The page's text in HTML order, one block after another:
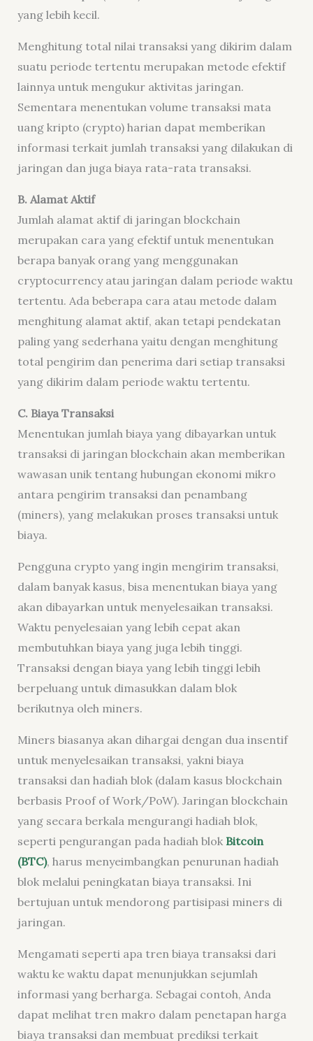
yang lebih kecil.
Menghitung total nilai transaksi yang dikirim dalam
suatu periode tertentu merupakan metode efektif
lainnya untuk mengukur aktivitas jaringan.
Sementara menentukan volume transaksi mata
uang kripto (crypto) harian dapat memberikan
informasi terkait jumlah transaksi yang dilakukan di
jaringan dan juga biaya rata-rata transaksi.
B. Alamat Aktif
Jumlah alamat aktif di jaringan blockchain
merupakan cara yang efektif untuk menentukan
berapa banyak orang yang menggunakan
cryptocurrency atau jaringan dalam periode waktu
tertentu. Ada beberapa cara atau metode dalam
menghitung alamat aktif, akan tetapi pendekatan
paling yang sederhana yaitu dengan menghitung
total pengirim dan penerima dari setiap transaksi
yang dikirim dalam periode waktu tertentu.
C. Biaya Transaksi
Menentukan jumlah biaya yang dibayarkan untuk
transaksi di jaringan blockchain akan memberikan
wawasan unik tentang hubungan ekonomi mikro
antara pengirim transaksi dan penambang
(miners), yang melakukan proses transaksi untuk
biaya.
Pengguna crypto yang ingin mengirim transaksi,
dalam banyak kasus, bisa menentukan biaya yang
akan dibayarkan untuk menyelesaikan transaksi.
Waktu penyelesaian yang lebih cepat akan
membutuhkan biaya yang juga lebih tinggi.
Transaksi dengan biaya yang lebih tinggi lebih
berpeluang untuk dimasukkan dalam blok
berikutnya oleh miners.
Miners biasanya akan dihargai dengan dua insentif
untuk menyelesaikan transaksi, yakni biaya
transaksi dan hadiah blok (dalam kasus blockchain
berbasis Proof of Work/PoW). Jaringan blockchain
yang secara berkala mengurangi hadiah blok,
seperti pengurangan pada hadiah blok Bitcoin
(BTC), harus menyeimbangkan penurunan hadiah
blok melalui peningkatan biaya transaksi. Ini
bertujuan untuk mendorong partisipasi miners di
jaringan.
Mengamati seperti apa tren biaya transaksi dari
waktu ke waktu dapat menunjukkan sejumlah
informasi yang berharga. Sebagai contoh, Anda
dapat melihat tren makro dalam penetapan harga
biaya transaksi dan membuat prediksi terkait